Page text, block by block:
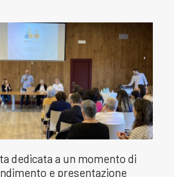
dedicata a un momento di
e presentazione